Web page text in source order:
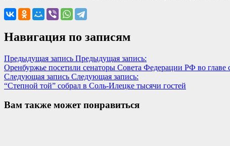
Навигация по записям
Предыдущая запись Предыдущая запись:
Оренбуржье посетили сенаторы Совета Федерации РФ во
Следующая запись Следующая запись:
“Степной той” собрал в Соль-Илецке тысячи гостей
Вам также может понравиться